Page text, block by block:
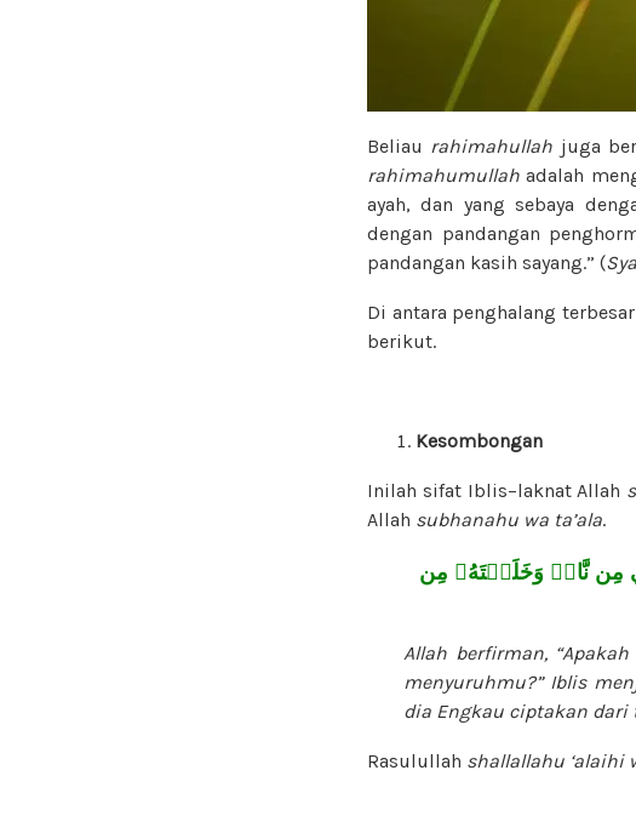
Beliau rahimahullah juga
rahimahumullahadalah
ayah, dan yang sebaya
dengan pandangan
pandangan kasih sayang.” (
Di antara penghalang
berikut.
Kesombongan
Inilah sifat Iblis–laknat Allah
Allah subhanahu wa ta’ala.
نَّارٖ وَخَلَقۡتَهُۥ مِن
Allah berfirman,
menyuruhmu?” Iblis
dia Engkau ciptakan dari
Rasulullah shallallahu ‘alaihi